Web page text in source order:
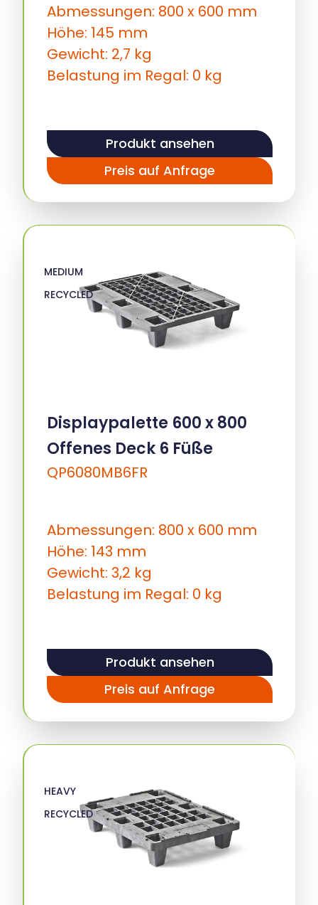
Abmessungen: 800 x 600 mm
Höhe: 145 mm
Gewicht: 2,7 kg
Belastung im Regal: 0 kg
Produkt ansehen
Preis auf Anfrage
MEDIUM
RECYCLED
Displaypalette 600 x 800
Offenes Deck 6 Füße
QP6080MB6FR
Abmessungen: 800 x 600 mm
Höhe: 143 mm
Gewicht: 3,2 kg
Belastung im Regal: 0 kg
Produkt ansehen
Preis auf Anfrage
HEAVY
RECYCLED